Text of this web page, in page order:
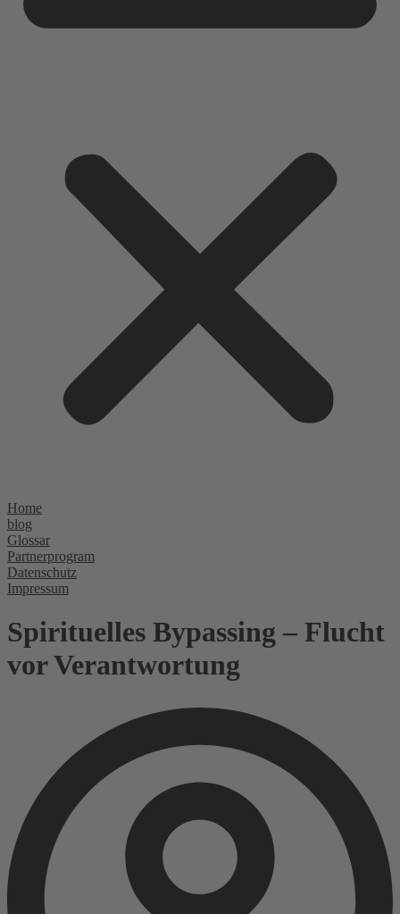
Home
blog
Glossar
Partnerprogram
Datenschutz
Impressum
Spirituelles Bypassing – Flucht
vor Verantwortung